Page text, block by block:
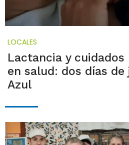
LOCALES
Lactancia y cuidados
en salud: dos días de
Azul